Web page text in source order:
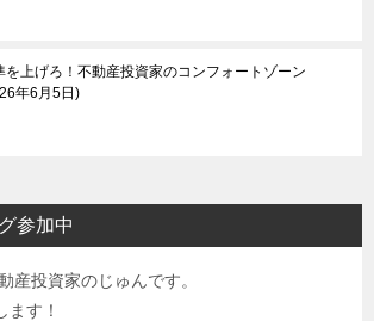
を上げろ！不動産投資家のコンフォートゾーン
年6月5日
参加中
産投資家のじゅんです。
ます！